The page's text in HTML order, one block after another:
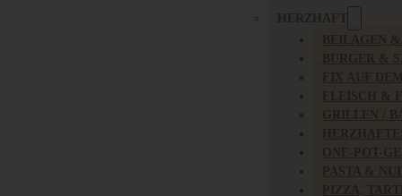
HERZHAFT